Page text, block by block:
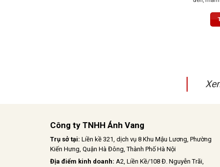
socola
mạnh
Công ty TNHH Ánh Vang
Trụ sở tại: Liền kề 321, dịch vụ 8 Khu Mậu Lương, Phường
Kiến Hưng, Quận Hà Đông, Thành Phố Hà Nội
Địa điểm kinh doanh: A2, Liền Kề/108 Đ. Nguyễn Trãi,